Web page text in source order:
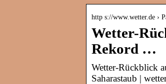
http s://www.wetter.de ›
Wetter-
Rekord …
Wetter-Rückblick
Saharastaub |